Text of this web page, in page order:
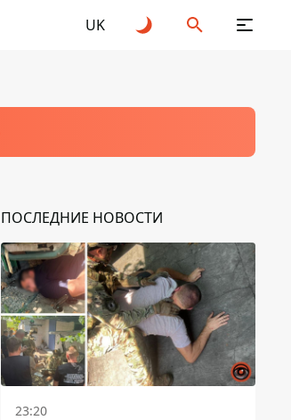
UK
ПОСЛЕДНИЕ НОВОСТИ
23:20